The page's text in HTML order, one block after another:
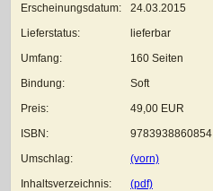
Erscheinungsdatum:
24.03.2015
Lieferstatus:
lieferbar
Umfang:
160 Seiten
Bindung:
Soft
Preis:
49,00 EUR
ISBN:
9783938860854
Umschlag:
(vorn)
Inhaltsverzeichnis:
(pdf)